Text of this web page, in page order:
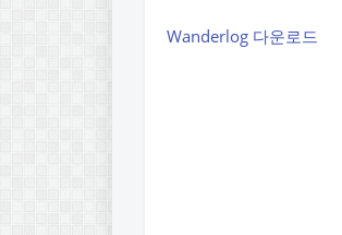
Wanderlog 다운로드